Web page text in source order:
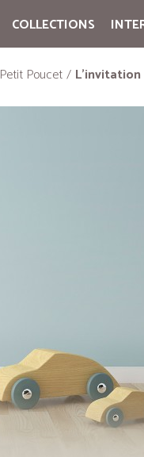
COLLECTIONS
Petit Poucet L’invitation